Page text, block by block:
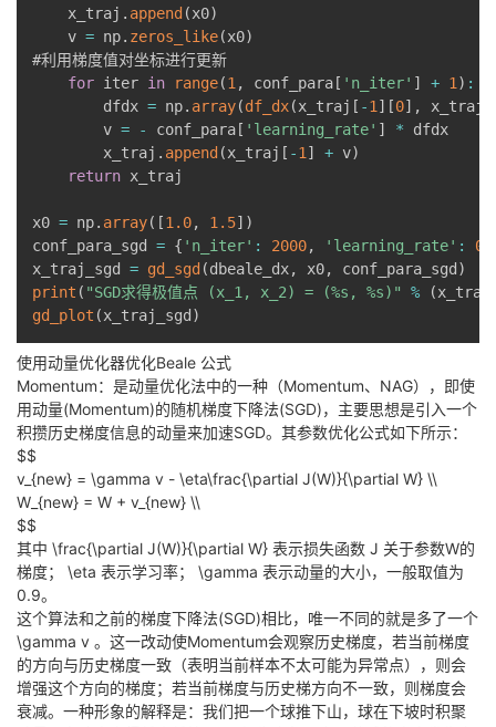
    x_traj
. append (x0)
    v
= np. zeros_like(x0)
#利用梯度值对坐标进行更新
for iter in range(1 , conf_para [ 'n_iter' ] + 1 ) :
        dfdx
= np. array(df_dx(x_traj [ -1 ] [0] , x_traj
        v
= - conf_para [ 'learning_rate' ] * dfdx
        x_traj
. append (x_traj [ -1 ] + v)
return x_traj
x0 = np. array( [1.0, 1.5] )
conf_para_sgd = { 'n_iter' : 2000, 'learning_rate' :
x_traj_sgd = gd_sgd (dbeale_dx, x0, conf_para_sgd )
print ( "SGD求得极值点 (x_1, x_2) = (%s, %s)" % (
gd_plot (x_traj_sgd )
使用动量优化器优化Beale 公式
Momentum：是动量优化法中的一种（Momentum、NAG），即使
用动量(Momentum)的随机梯度下降法(SGD)，主要思想是引入一个
积攒历史梯度信息的动量来加速SGD。其参数优化公式如下所示：
$$
v_{new} = \gamma v - \eta\frac{\partial J(W)}{\partial W} \\
W_{new} = W + v_{new} \\
$$
其中 \frac{\partial J(W)}{\partial W} 表示损失函数 J 关于参数W的
梯度； \eta 表示学习率； \gamma 表示动量的大小，一般取值为
0.9。
这个算法和之前的梯度下降法(SGD)相比，唯一不同的就是多了一个
\gamma v 。这一改动使Momentum会观察历史梯度，若当前梯度
的方向与历史梯度一致（表明当前样本不太可能为异常点），则会
增强这个方向的梯度；若当前梯度与历史梯方向不一致，则梯度会
衰减。一种形象的解释是：我们把一个球推下山，球在下坡时积聚